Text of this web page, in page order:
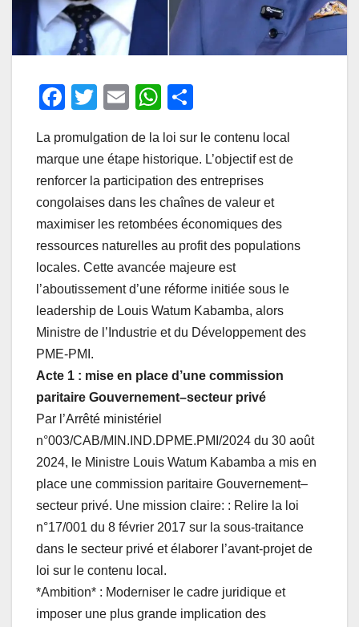
F
c
e
b
o
o
k
T
tt
er
E
ail
W
at
s
A
p
p
ta
g
er
La promulgation de la loi sur le contenu local
marque une étape historique. L’objectif est de
renforcer la participation des entreprises
congolaises dans les chaînes de valeur et
maximiser les retombées économiques des
ressources naturelles au profit des populations
locales. Cette avancée majeure est
l’aboutissement d’une réforme initiée sous le
leadership de Louis Watum Kabamba, alors
Ministre de l’Industrie et du Développement des
PME-PMI.
Acte 1 : mise en place d’une commission
paritaire Gouvernement–secteur privé
Par l’Arrêté ministériel
n°003/CAB/MIN.IND.DPME.PMI/2024 du 30 août
2024, le Ministre Louis Watum Kabamba a mis en
place une commission paritaire Gouvernement–
secteur privé. Une mission claire: : Relire la loi
n°17/001 du 8 février 2017 sur la sous-traitance
dans le secteur privé et élaborer l’avant-projet de
loi sur le contenu local.
*Ambition* : Moderniser le cadre juridique et
imposer une plus grande implication des